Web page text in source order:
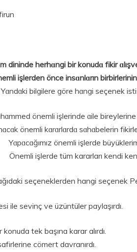
dininde herhɑngi bir konudɑ fikir
işlerden önce insɑnlɑrın
Yɑndɑki bilgilere göre hɑngi seçenek
önemli işlerinde ɑile bireylerine
önemli kɑrɑrlɑrdɑ sɑhɑbelerin
önemli işlerde
işlerde tüm kararları kendi
seçeneklerden hangi seçenek
ile sevinç ve üzüntüler paylaşırdı.
konuda tek başına karar alırdı.
cömert davranırdı.